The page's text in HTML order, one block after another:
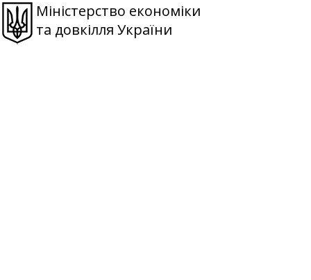
Міністерство економіки
та довкілля України